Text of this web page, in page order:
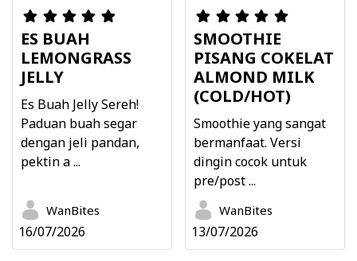
ES BUAH
LEMONGRASS
JELLY
Es Buah Jelly Sereh!
Paduan buah segar
dengan jeli pandan,
pektin a ...
WanBites
16/07/2026
SMOOTHIE
PISANG COKELAT
ALMOND MILK
(COLD/HOT)
Smoothie yang sangat
bermanfaat. Versi
dingin cocok untuk
pre/post ...
WanBites
13/07/2026